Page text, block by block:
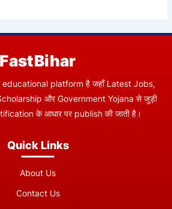
FastBihar
platform है जहाँ Latest Jobs,
और Government Yojana से जुड़ी
के आधार पर publish की जाती है।
Quick Links
About Us
Contact Us